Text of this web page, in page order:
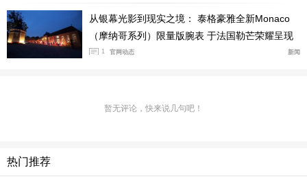
微调孔的折叠式表扣。据悉，该腕表限量发行1,100枚，
标价17.500港元。（图/文 腕表之家 许朝阳）
从银幕光影到现实之境： 泰格豪雅全新Monaco
（摩纳哥系列）限量版腕表 于法国勒芒荣耀呈现
1 官网动态 新闻
暂无评论，快来说几句吧！
热门推荐